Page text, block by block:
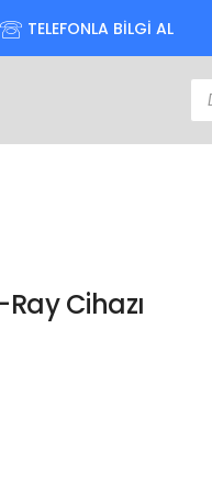
TELEFONLA BİLGİ AL
Cihazı